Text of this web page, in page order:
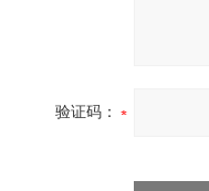
验证码：